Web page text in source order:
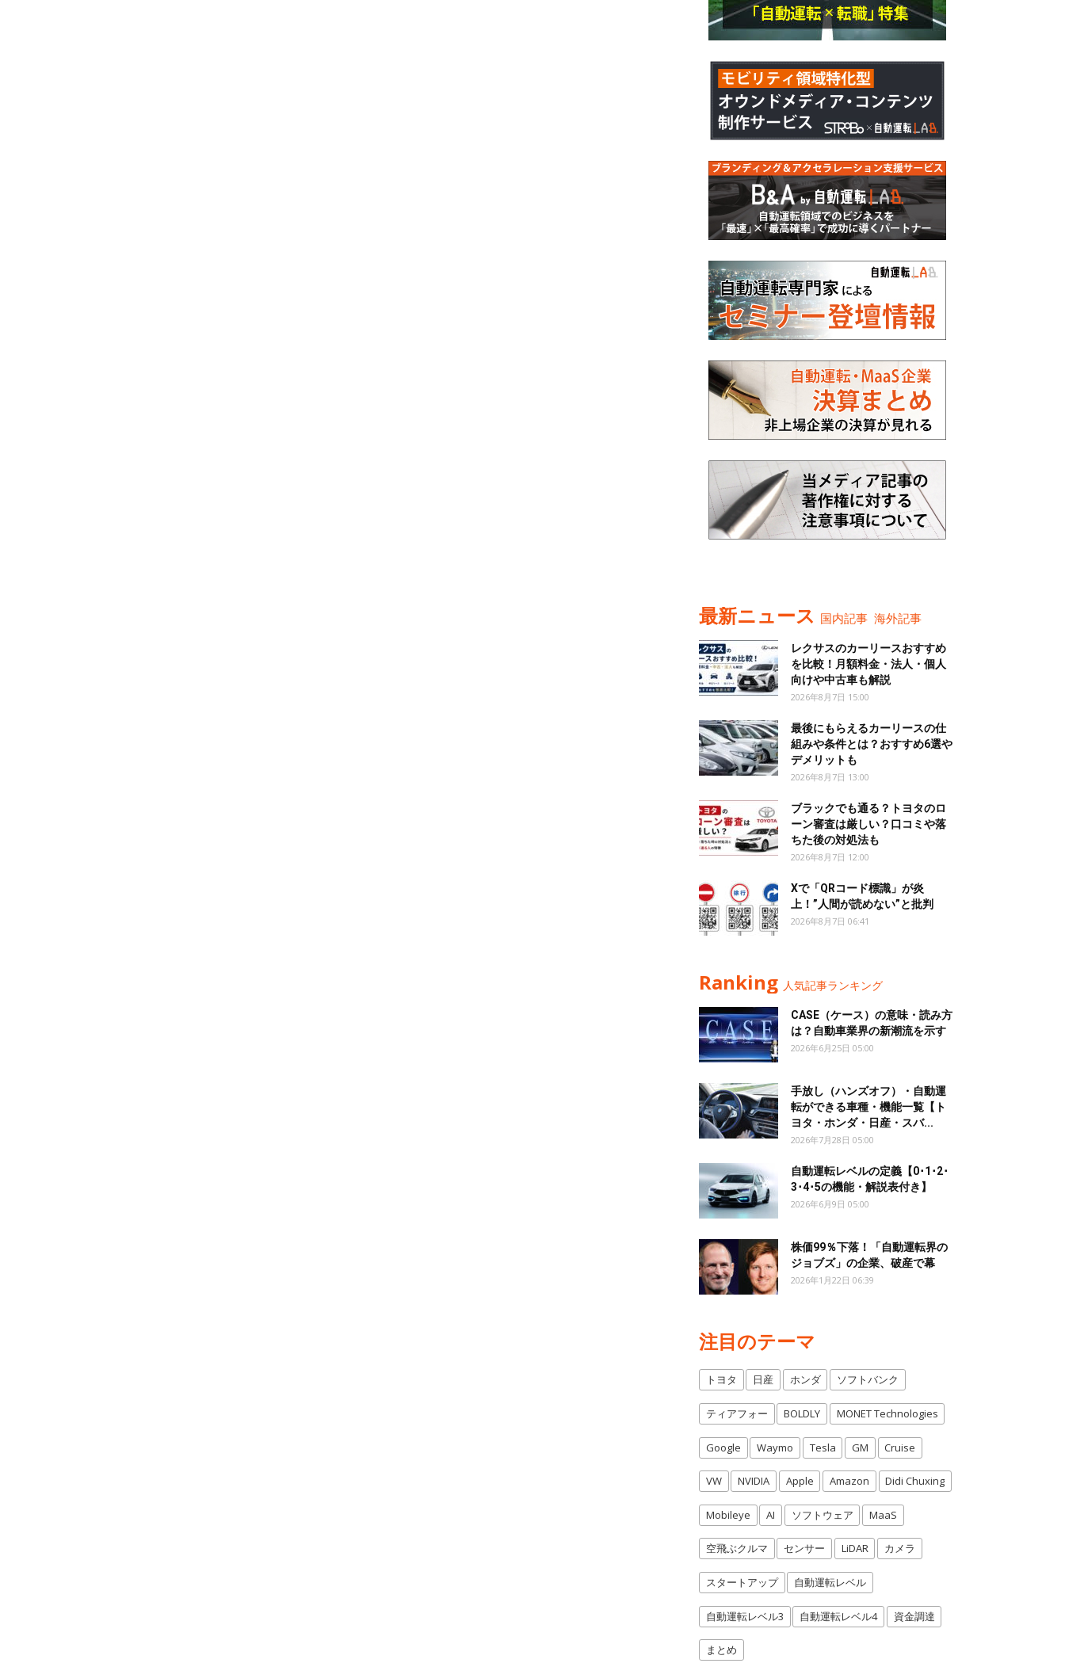
最新ニュース 国内記事 海外記事
レクサスのカーリースおすすめ
を比較！月額料金・法人・個人
向けや中古車も解説
2026年8月7日 15:00
最後にもらえるカーリースの仕
組みや条件とは？おすすめ6選や
デメリットも
2026年8月7日 13:00
ブラックでも通る？トヨタのロ
ーン審査は厳しい？口コミや落
ちた後の対処法も
2026年8月7日 12:00
Xで「QRコード標識」が炎
上！”人間が読めない”と批判
2026年8月7日 06:41
Ranking 人気記事ランキング
CASE（ケース）の意味・読み方
は？自動車業界の新潮流を示す
2026年6月25日 05:00
手放し（ハンズオフ）・自動運
転ができる車種・機能一覧【ト
ヨタ・ホンダ・日産・スバ...
2026年7月28日 05:00
自動運転レベルの定義【0･1･2･
3･4･5の機能・解説表付き】
2026年6月9日 05:00
株価99％下落！「自動運転界の
ジョブズ」の企業、破産で幕
2026年1月22日 06:39
注目のテーマ
トヨタ 日産 ホンダ ソフトバンク
ティアフォー BOLDLY MONET Technologies
Google Waymo Tesla GM Cruise
VW NVIDIA Apple Amazon Didi Chuxing
Mobileye AI ソフトウェア MaaS
空飛ぶクルマ センサー LiDAR カメラ
スタートアップ 自動運転レベル
自動運転レベル3 自動運転レベル4 資金調達
まとめ